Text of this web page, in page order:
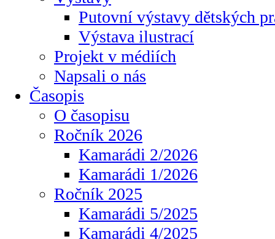
Putovní výstavy dětských
Výstava ilustrací
Projekt v médiích
Napsali o nás
Časopis
O časopisu
Ročník 2026
Kamarádi 2/2026
Kamarádi 1/2026
Ročník 2025
Kamarádi 5/2025
Kamarádi 4/2025